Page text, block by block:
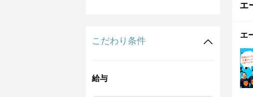
こだわり条件
給与
エ
エ